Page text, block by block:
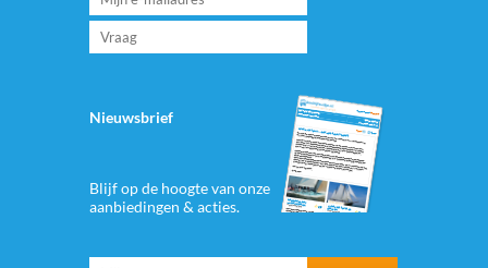
Nieuwsbrief
Blijf op de hoogte van onze
aanbiedingen & acties.